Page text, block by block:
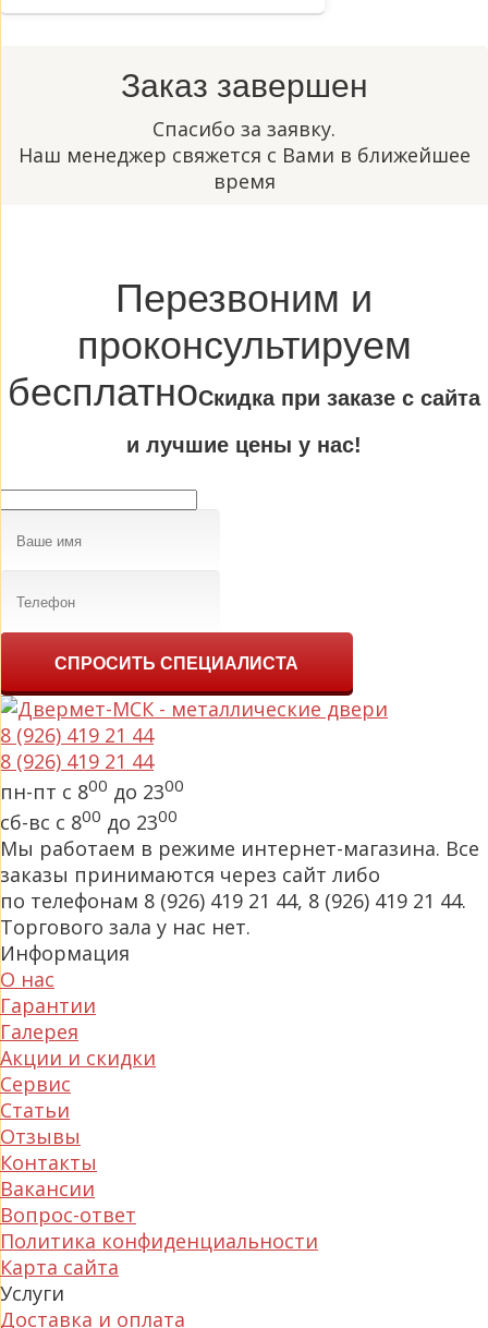
Заказ завершен
Спасибо за заявку.
Наш менеджер свяжется с Вами в ближейшее
время
Перезвоним и
проконсультируем
бесплатноCкидка при заказе с сайта
и лучшие цены у нас!
СПРОСИТЬ СПЕЦИАЛИСТА
8 (926) 419 21 44
8 (926) 419 21 44
пн-пт с 800 до 2300
сб-вс с 800 до 2300
Мы работаем в режиме интернет-магазина. Все
заказы принимаются через сайт либо
по телефонам 8 (926) 419 21 44, 8 (926) 419 21 44.
Торгового зала у нас нет.
Информация
О нас
Гарантии
Галерея
Акции и скидки
Сервис
Статьи
Отзывы
Контакты
Вакансии
Вопрос-ответ
Политика конфиденциальности
Карта сайта
Услуги
Доставка и оплата